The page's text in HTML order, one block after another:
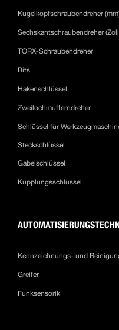
Kugelkopfschraubendreher
Sechskantschraubendreher
TORX-Schraubendreher
Bits
Hakenschlüssel
Zweilochmutterndreher
Schlüssel für
Steckschlüssel
Gabelschlüssel
Kupplungsschlüssel
Kennzeichnungs- und
Greifer
Funksensorik